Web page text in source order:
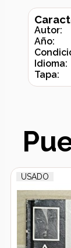
Autor:
Año:
Idioma:
Tapa:
USADO